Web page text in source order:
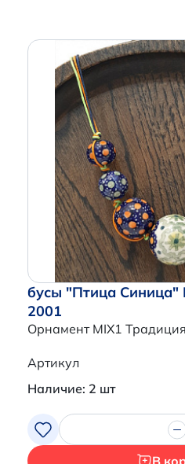
бусы "Птица
2001
Орнамент MIX1 Традиция
Артикул
Наличие: 2 шт